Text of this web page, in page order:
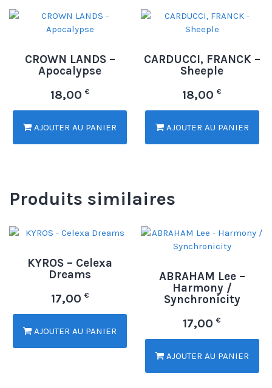
CROWN LANDS –
Apocalypse
18,00 €
AJOUTER AU PANIER
CARDUCCI, FRANCK –
Sheeple
18,00€
AJOUTER AU PANIER
Produits similaires
KYROS – Celexa
Dreams
17,00 €
AJOUTER AU PANIER
ABRAHAM Lee –
Harmony /
Synchronicity
17,00€
AJOUTER AU PANIER